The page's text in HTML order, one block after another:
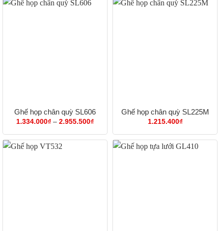
Ghế họp chân quỳ SL606
1.334.000₫ – 2.955.500₫Khoảng
từ
1.334.000₫
Ghế họp chân quỳ SL225M
1.215.400₫